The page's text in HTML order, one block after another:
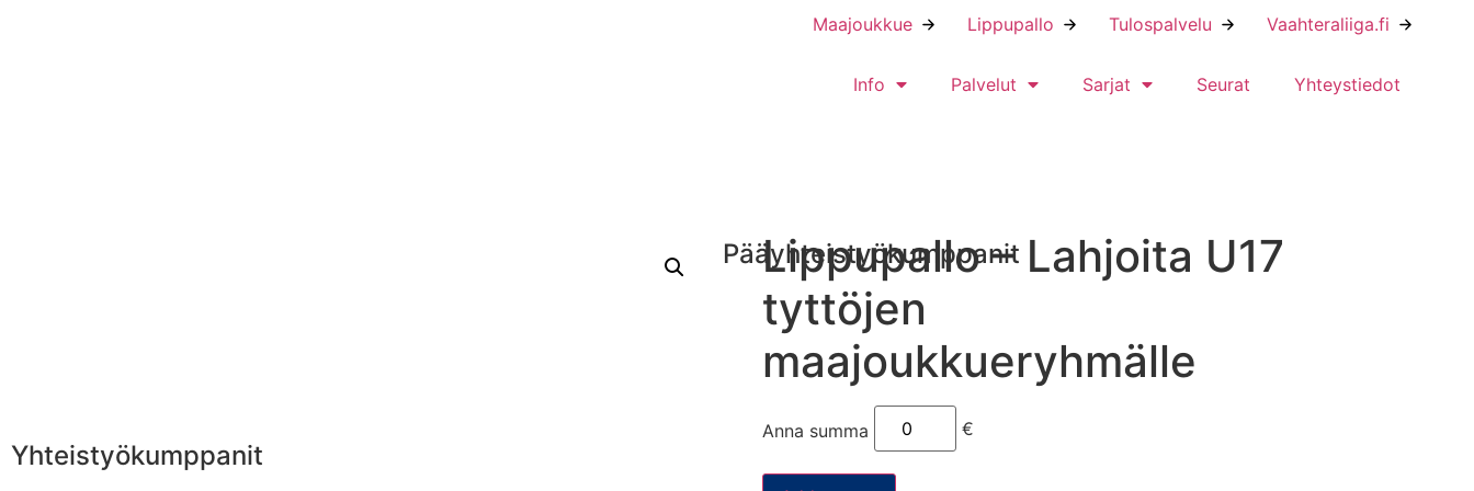
Maajoukkue Lippupallo Tulospalvelu Vaahteraliiga.fi
Info Palvelut Sarjat Seurat Yhteystiedot
Lippupallo – Lahjoita U17
tyttöjen
maajoukkueryhmälle
Anna summa €
Pääyhteistyökumppanit
Yhteistyökumppanit